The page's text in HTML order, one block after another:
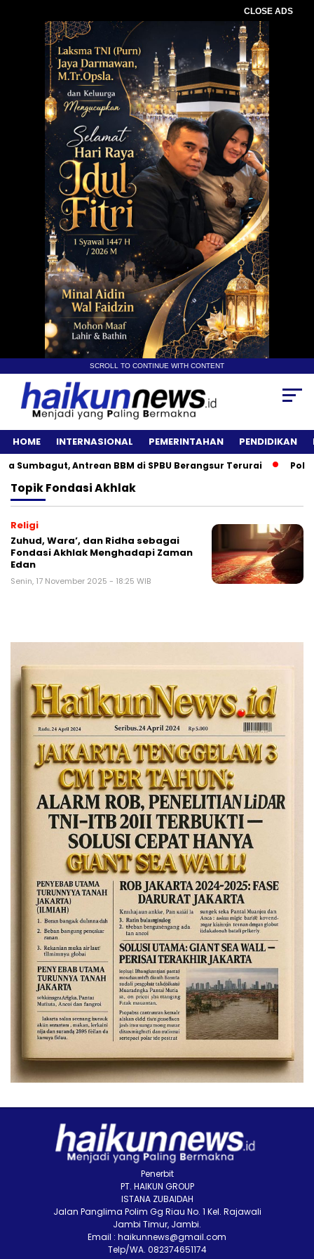
CLOSE ADS
SCROLL TO CONTINUE WITH CONTENT
HOME INTERNASIONAL PEMERINTAHAN PENDIDIKAN
Antrean BBM di SPBU Berangsur Terurai
TopikFondasi Akhlak
Religi
Zuhud, Wara’, dan Ridha sebagai
Fondasi Akhlak Menghadapi Zaman
Edan
Senin, 17 November 2025 - 18:25 WIB
Penerbit
PT. HAIKUN GROUP
ISTANA ZUBAIDAH
Jalan Panglima Polim Gg Riau No. 1 Kel. Rajawali
Jambi Timur, Jambi.
Email : haikunnews@gmail.com
Telp/WA. 082374651174